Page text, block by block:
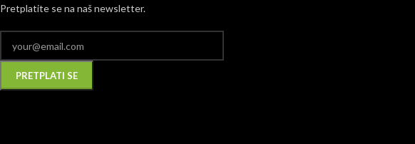
Pretplatite se na naš newsletter.